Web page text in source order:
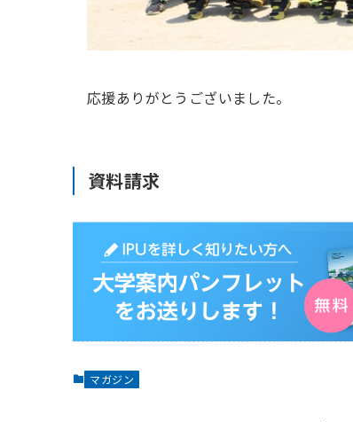
応援ありがとうございました。
資料請求
マガジン